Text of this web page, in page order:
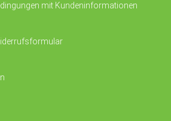
mit Kundeninformationen